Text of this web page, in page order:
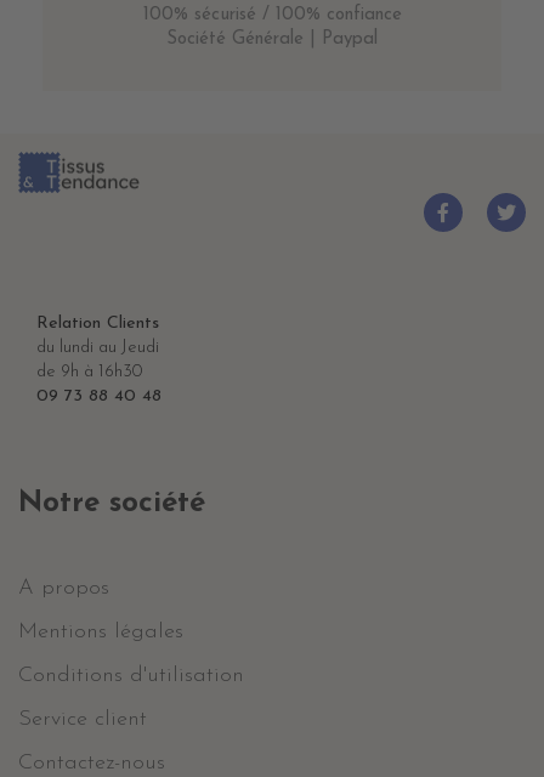
100% sécurisé / 100% confiance
Société Générale | Paypal
Relation Clients
du lundi au Jeudi
de 9h à 16h30
09 73 88 40 48
Notre société
A propos
Mentions légales
Conditions d'utilisation
Service client
Contactez-nous